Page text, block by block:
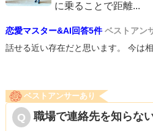
に乗ることで距離...
恋愛マスター&AI回答5件 ベストアン
話せる近い存在だと思います。 今は
ベストアンサーあり
職場で連絡先を知らな